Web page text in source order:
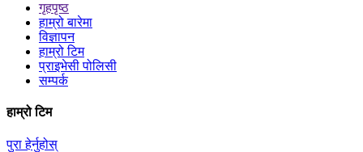
गृहपृष्ठ
हाम्रो बारेमा
विज्ञापन
हाम्रो टिम
प्राइभेसी पोलिसी
सम्पर्क
हाम्रो टिम
पुरा हेर्नुहोस्